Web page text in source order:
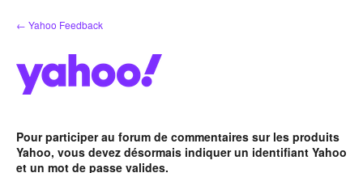
Aller
au
← Yahoo Feedback
Pour participer au forum de commentaires sur les produits
Yahoo, vous devez désormais indiquer un identifiant Yahoo
et un mot de passe valides.